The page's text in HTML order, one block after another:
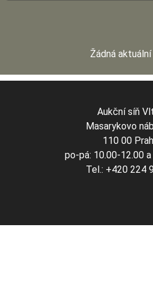
Žádná
Aukční síň
Masarykovo
110 00
po-pá: 10.00-12.00
Tel.: +420 224